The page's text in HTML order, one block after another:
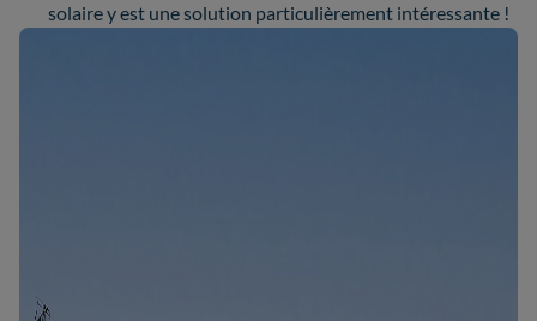
solaire y est une solution particulièrement intéressante !